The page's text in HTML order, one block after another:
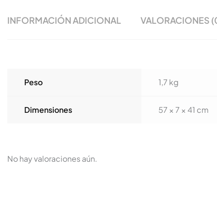
INFORMACIÓN ADICIONAL VALORACIONES
Peso 1,7 kg
Dimensiones 57 × 7 × 41 cm
No hay valoraciones aún.